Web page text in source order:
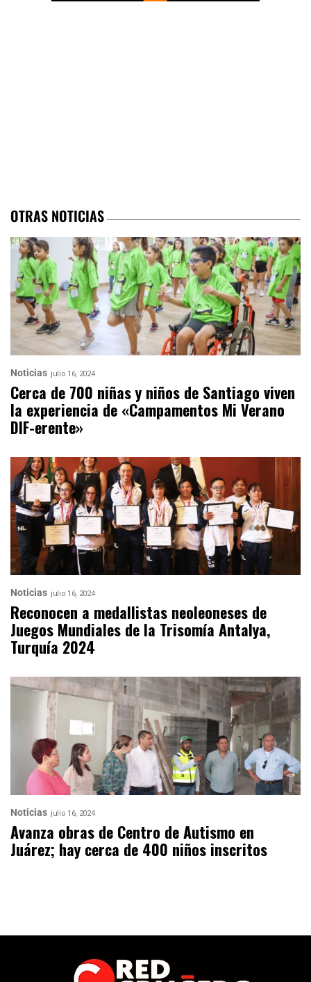
OTRAS NOTICIAS
Noticias julio 16, 2024
Cerca de 700 niñas y niños de Santiago viven
la experiencia de «Campamentos Mi Verano
DIF-erente»
Noticias julio 16, 2024
Reconocen a medallistas neoleoneses de
Juegos Mundiales de la Trisomía Antalya,
Turquía 2024
Noticias julio 16, 2024
Avanza obras de Centro de Autismo en
Juárez; hay cerca de 400 niños inscritos